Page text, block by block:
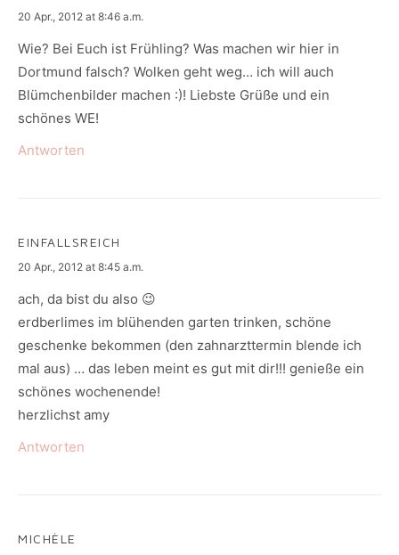
says:
20 Apr., 2012 at 8:46 a.m.
Wie? Bei Euch ist Frühling? Was machen wir hier in
Dortmund falsch? Wolken geht weg… ich will auch
Blümchenbilder machen :)! Liebste Grüße und ein
schönes WE!
Antworten
EINFALLSREICH
says:
20 Apr., 2012 at 8:45 a.m.
ach, da bist du also 😉
erdberlimes im blühenden garten trinken, schöne
geschenke bekommen (den zahnarzttermin blende ich
mal aus) … das leben meint es gut mit dir!!! genieße ein
schönes wochenende!
herzlichst amy
Antworten
MICHÈLE